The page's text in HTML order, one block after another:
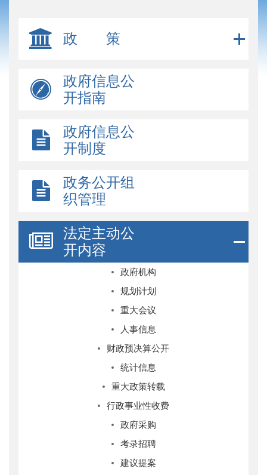
政 策
政府信息公
开指南
政府信息公
开制度
政务公开组
织管理
法定主动公
开内容
政府机构
规划计划
重大会议
人事信息
财政预决算公开
统计信息
重大政策转载
行政事业性收费
政府采购
考录招聘
建议提案